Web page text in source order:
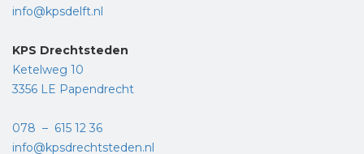
info@kpsdelft.nl
KPS Drechtsteden
Ketelweg 10
3356 LE Papendrecht
078 – 615 12 36
info@kpsdrechtsteden.nl